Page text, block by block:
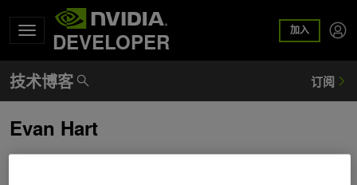
DEVELOPER 加入
Evan Hart